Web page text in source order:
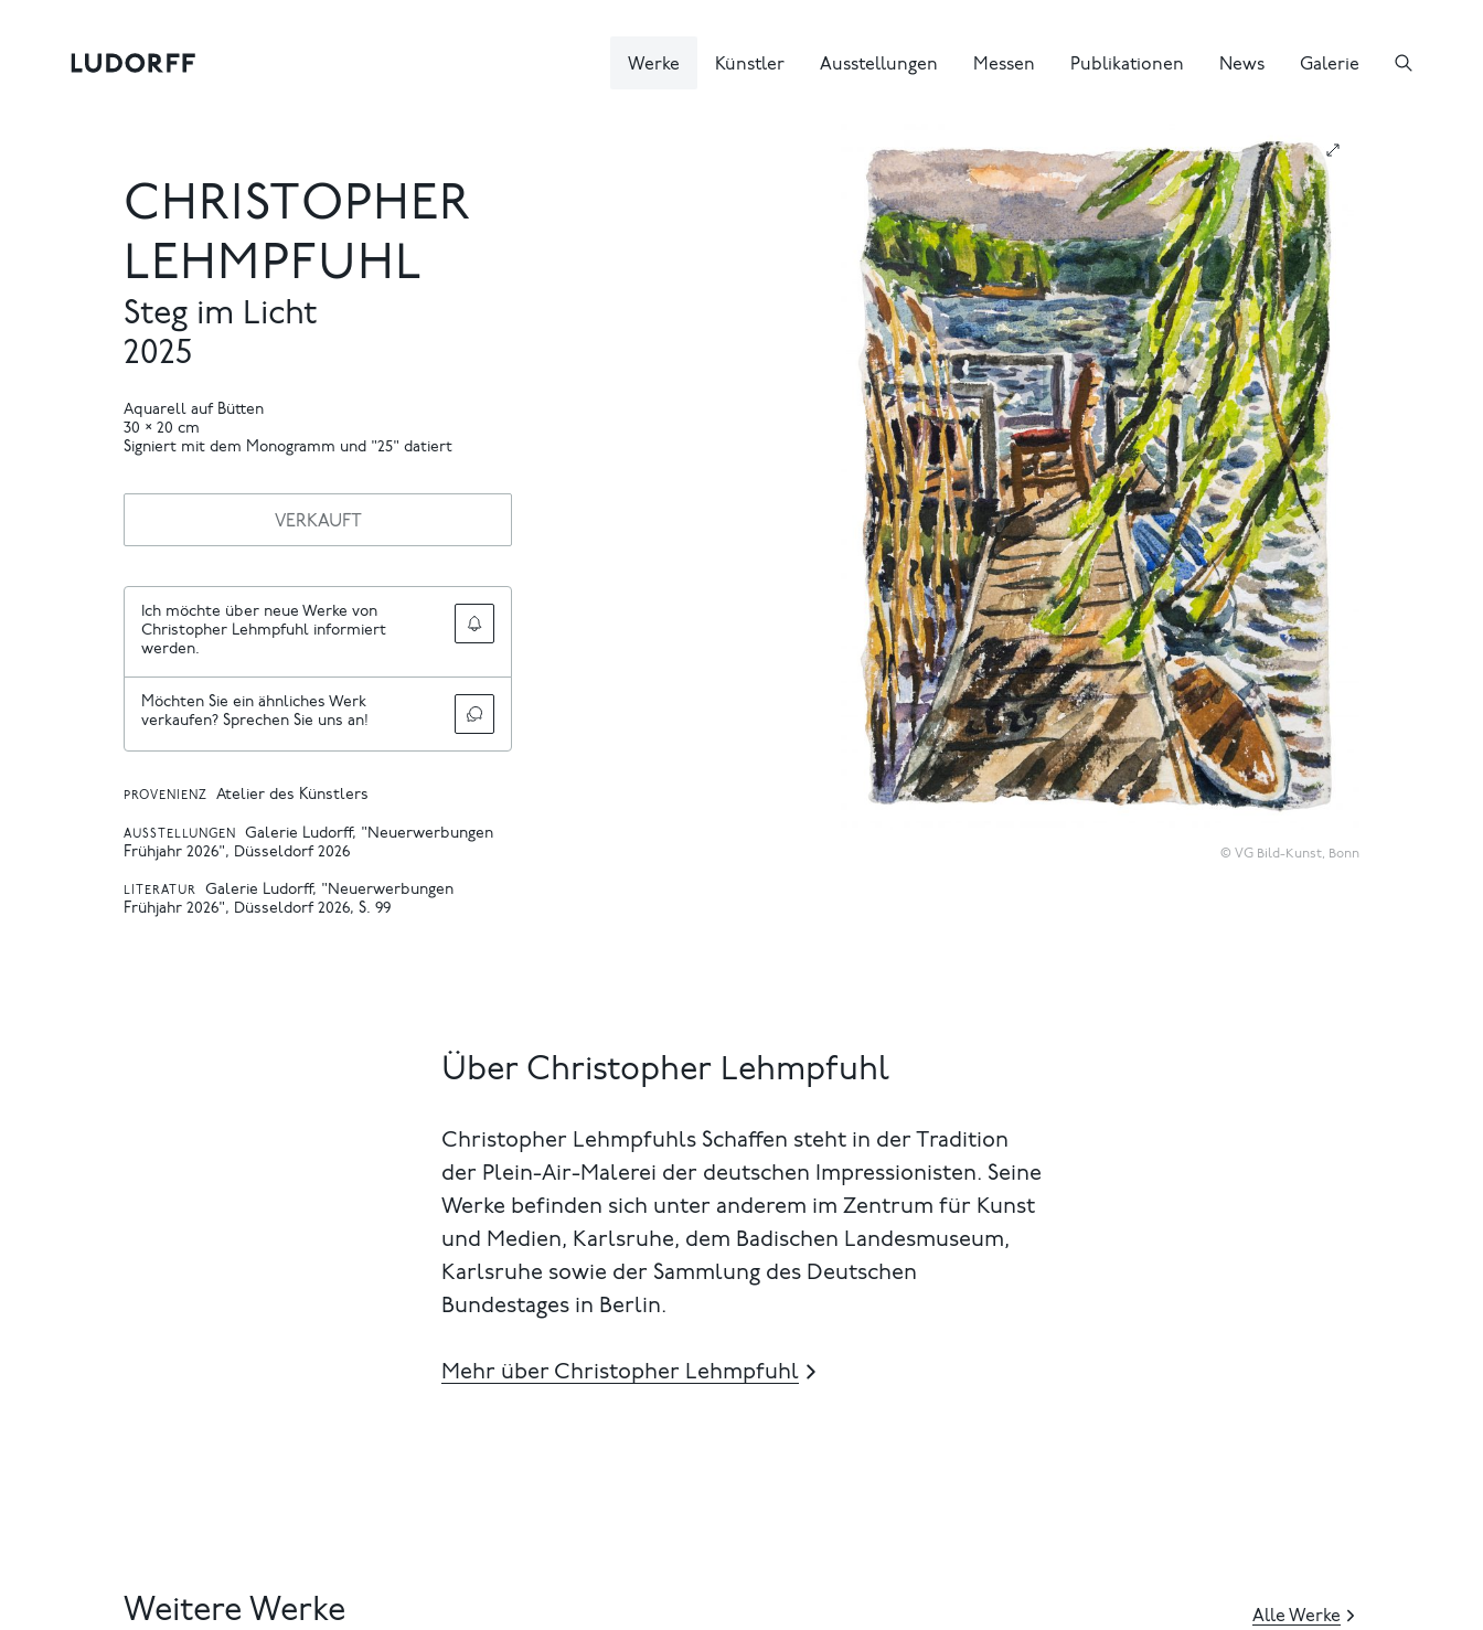
Werke Künstler Ausstellungen Messen Publikationen News Galerie
CHRISTOPHER
LEHMPFUHL
Steg im Licht
2025
© VG Bild-Kunst, Bonn
Aquarell auf Bütten
30 × 20 cm
Signiert mit dem Monogramm und "25" datiert
VERKAUFT
Ich möchte über neue Werke von
Christopher Lehmpfuhl informiert
werden.
Möchten Sie ein ähnliches Werk
verkaufen? Sprechen Sie uns an!
PROVENIENZ Atelier des Künstlers
AUSSTELLUNGEN
Galerie Ludorff, "Neuerwerbungen
Frühjahr 2026", Düsseldorf 2026
LITERATUR
Galerie Ludorff, "Neuerwerbungen
Frühjahr 2026", Düsseldorf 2026, S. 99
Über Christopher Lehmpfuhl
Christopher Lehmpfuhls Schaffen steht in der Tradition
der Plein-Air-Malerei der deutschen Impressionisten. Seine
Werke befinden sich unter anderem im Zentrum für Kunst
und Medien, Karlsruhe, dem Badischen Landesmuseum,
Karlsruhe sowie der Sammlung des Deutschen
Bundestages in Berlin.
Mehr über Christopher Lehmpfuhl
Weitere Werke Alle Werke